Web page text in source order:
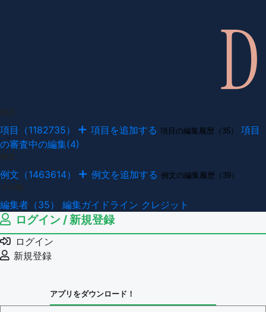
項目（1182735） 項目を追加する 項目の編集履歴（35）
項目
の審査中の編集(4)
例文（1463614） 例文を追加する 例文の編集履歴（39）
編集者（35） 編集ガイドライン クレジット
ログイン / 新規登録
ログイン
新規登録
アプリをダウンロード！